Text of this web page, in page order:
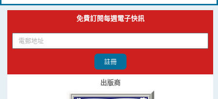
免費訂閱每週電子快訊
註冊
出版商